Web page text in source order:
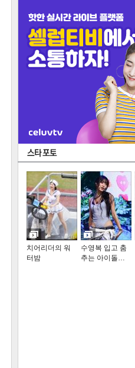
치어리더의 워
터밤
수영복 입고 춤
추는 아이돌…